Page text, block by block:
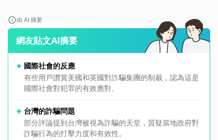
由 AI 摘要
網友貼文AI摘要
國際社會的反應
有些用戶讚賞美國和英國對詐騙集團的制裁，認為這是
國際社會對犯罪的有效應對。
台灣的詐騙問題
部分評論提到台灣被視為詐騙的天堂，質疑當地政府對
詐騙行為的打擊力度和有效性。